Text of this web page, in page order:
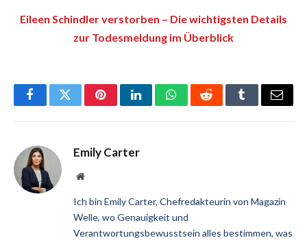
Eileen Schindler verstorben – Die wichtigsten Details
zur Todesmeldung im Überblick
FacebookTwitterPinterestLinkedInWhatsAppRedditTumblrEmail
Emily Carter
Website
Ich bin Emily Carter, Chefredakteurin von Magazin
Welle, wo Genauigkeit und
Verantwortungsbewusstsein alles bestimmen, was